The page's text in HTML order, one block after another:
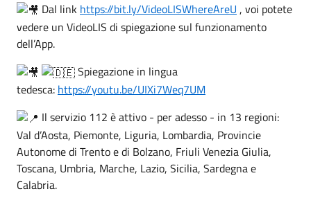
Dal link https://bit.ly/VideoLISWhereAreU , voi potete
vedere un VideoLIS di spiegazione sul funzionamento
dell’App.
Spiegazione in lingua
tedesca: https://youtu.be/UIXi7Weq7UM
Il servizio 112 è attivo - per adesso - in 13 regioni:
Val d’Aosta, Piemonte, Liguria, Lombardia, Provincie
Autonome di Trento e di Bolzano, Friuli Venezia Giulia,
Toscana, Umbria, Marche, Lazio, Sicilia, Sardegna e
Calabria.